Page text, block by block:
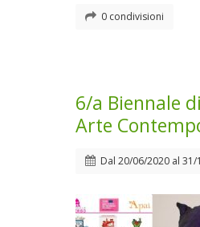
0 condivisioni
6/a Biennale
Arte
Dal 20/06/2020 al 31/